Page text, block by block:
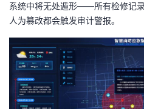
系统中将无处遁形——所有检修记
人为篡改都会触发审计警报。